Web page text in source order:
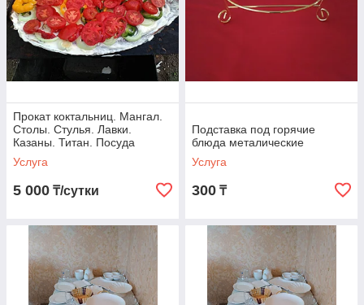
Прокат коктальниц. Мангал.
Столы. Стулья. Лавки.
Казаны. Титан. Посуда
Услуга
5 000 ₸/сутки
Подставка под горячие
блюда металические
Услуга
300 ₸